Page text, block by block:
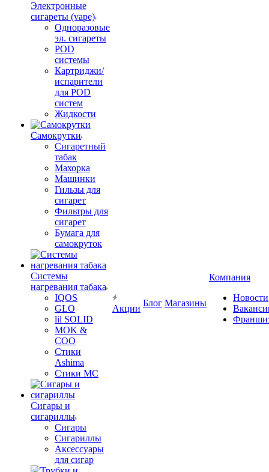
Электронные
сигареты (vape)
Одноразовые
эл. сигареты
POD
системы
Картриджи/
испарители
для POD
систем
Жидкости
Самокрутки
Сигаретный
табак
Махорка
Машинки
Гильзы для
сигарет
Фильтры для
сигарет
Бумага для
самокруток
Системы
нагревания табака
IQOS
GLO
lil SOLID
MOK &
COO
Стики
Ashima
Стики MC
Сигары и
сигариллы
Сигары
Сигариллы
Аксессуары
для сигар
Акции
Блог Магазины
Компания
Новости